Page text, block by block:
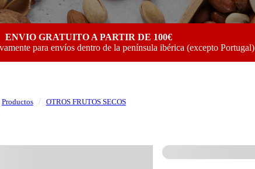
ENVIO GRATUITO A PARTIR DE 100€
para envíos dentro de la península ibérica (excepto Portugal)
Productos OTROS FRUTOS SECOS